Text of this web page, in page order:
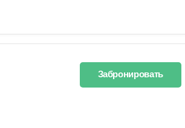
Забронировать